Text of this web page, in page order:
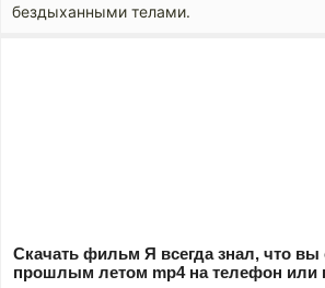
бездыханными телами.
Скачать фильм Я всегда знал, что вы
прошлым летом mp4 на телефон или